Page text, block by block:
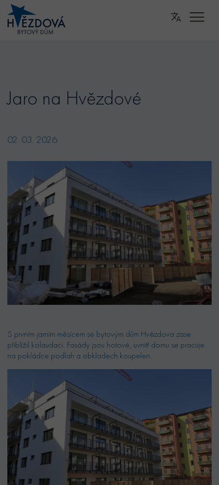
Jaro na Hvězdové
02. 03. 2026
S prvním jarním měsícem se bytovým dům Hvězdova zase
přiblížil kolaudaci. Fasády jsou hotové, uvnitř domu se pracuje
na pokládce podlah a obkladech koupelen.